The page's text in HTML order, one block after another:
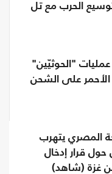
الحرب مع تل
"الحوثيّين"
الأحمر على الشحن
المصري يتهرب
قرار إدخال
غزة (شاهد)